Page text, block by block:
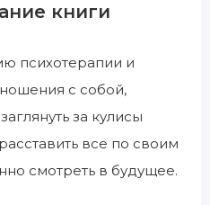
книги
психотерапии и
с собой,
за кулисы
все по своим
смотреть в будущее.